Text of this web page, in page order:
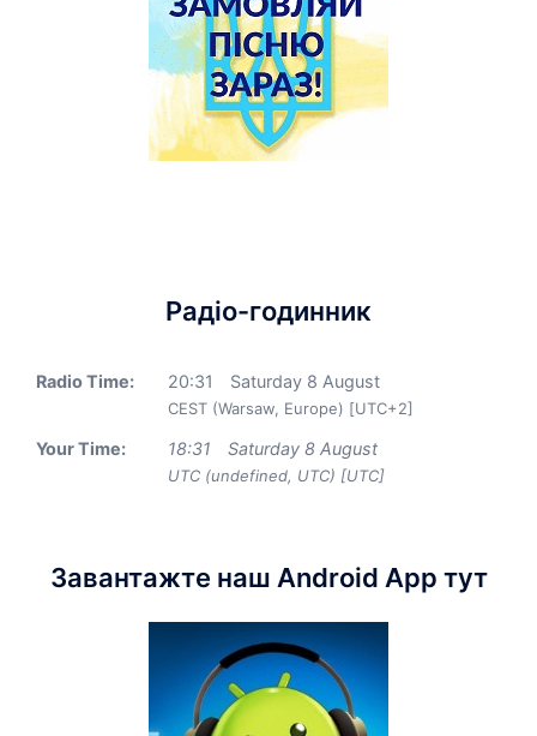
Радіо-годинник
Radio Time: 20:31 Saturday 8 August
CEST (Warsaw, Europe) [UTC+2]
Your Time: 18:31 Saturday 8 August
UTC (undefined, UTC) [UTC]
Завантажте наш Android App тут